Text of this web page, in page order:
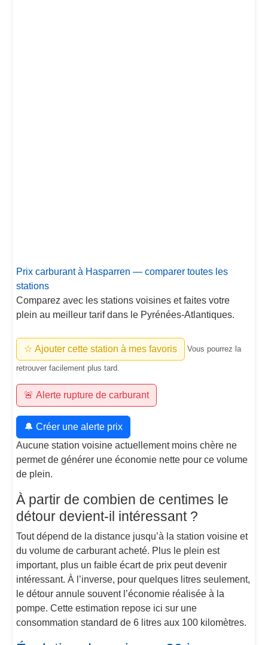
Prix carburant à Hasparren — comparer toutes les
stations
Comparez avec les stations voisines et faites votre
plein au meilleur tarif dans le Pyrénées-Atlantiques.
☆ Ajouter cette station à mes favoris Vous pourrez la
retrouver facilement plus tard.
🚨 Alerte rupture de carburant
🔔 Créer une alerte prix
Aucune station voisine actuellement moins chère ne
permet de générer une économie nette pour ce volume
de plein.
À partir de combien de centimes le
détour devient-il intéressant ?
Tout dépend de la distance jusqu’à la station voisine et
du volume de carburant acheté. Plus le plein est
important, plus un faible écart de prix peut devenir
intéressant. À l’inverse, pour quelques litres seulement,
le détour annule souvent l’économie réalisée à la
pompe. Cette estimation repose ici sur une
consommation standard de 6 litres aux 100 kilomètres.